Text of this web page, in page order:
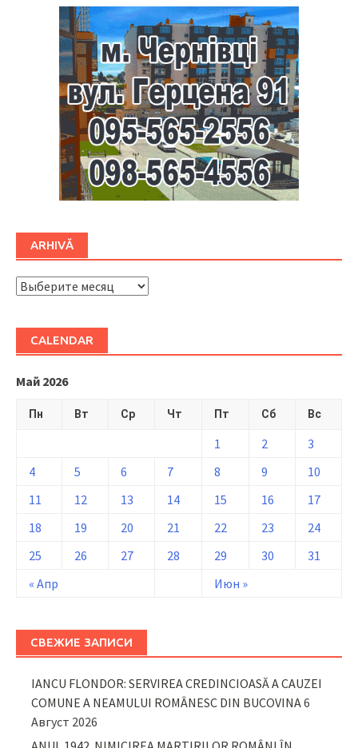
ARHIVĂ
ARHIVĂ
CALENDAR
Май 2026
Пн Вт Ср Чт Пт Сб Вс
« Апр Июн »
1 2
3
4
5 6 7 8 9
10
11
12 13 14 15 16
17
18
19 20 21 22 23
24
25
26 27 28 29 30 31
СВЕЖИЕ ЗАПИСИ
IANCU FLONDOR: SERVIREA CREDINCIOASĂ A CAUZEI
COMUNE A NEAMULUI ROMÂNESC DIN BUCOVINA6
Август 2026